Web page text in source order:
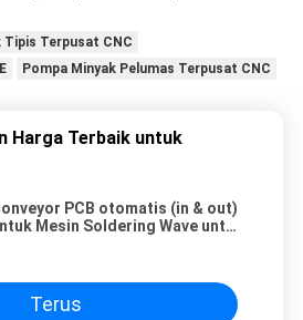
Tipis Terpusat CNC
Pompa Minyak Pelumas Terpusat CNC
Harga Terbaik untuk
PCB otomatis (in & out)
Mesin Soldering Wave untuk
Terus